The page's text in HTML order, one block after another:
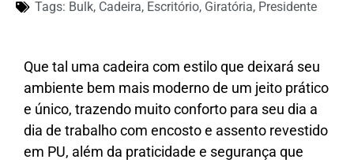
Tags: Bulk, Cadeira, Escritório, Giratória, Presidente
Que tal uma cadeira com estilo que deixará seu
ambiente bem mais moderno de um jeito prático
e único, trazendo muito conforto para seu dia a
dia de trabalho com encosto e assento revestido
em PU, além da praticidade e segurança que